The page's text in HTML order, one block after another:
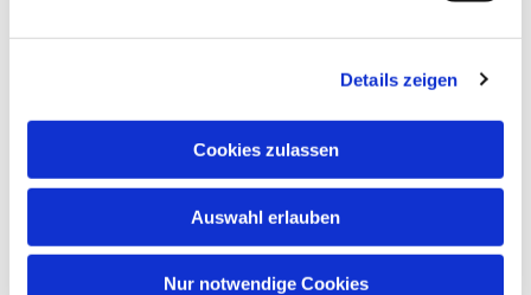
Details zeigen
Cookies zulassen
Auswahl erlauben
Nur notwendige Cookies
Gottesdienste
Geistlicher Raum
Taufe, Kommunion & Trauung